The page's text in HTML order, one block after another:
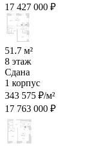
17 427 000 ₽
51.7 м²
8 этаж
Сдана
1 корпус
343 575 ₽/м²
17 763 000 ₽